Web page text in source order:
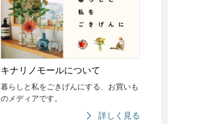
キナリノモールについて
暮らしと私をごきげんにする、お買いも
のメディアです。
詳しく見る